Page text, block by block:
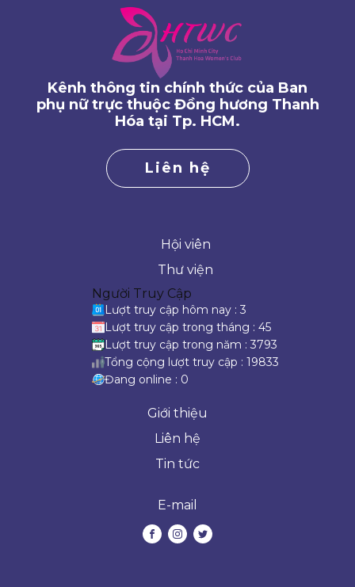
Kênh thông tin chính thức của Ban
phụ nữ trực thuộc Đồng hương Thanh
Hóa tại Tp. HCM.
Liên hệ
Hội viên
Thư viện
Người Truy Cập
Lượt truy cập hôm nay : 3
Lượt truy cập trong tháng : 45
Lượt truy cập trong năm : 3793
Tổng cộng lượt truy cập : 19833
Đang online : 0
Giới thiệu
Liên hệ
Tin tức
E-mail